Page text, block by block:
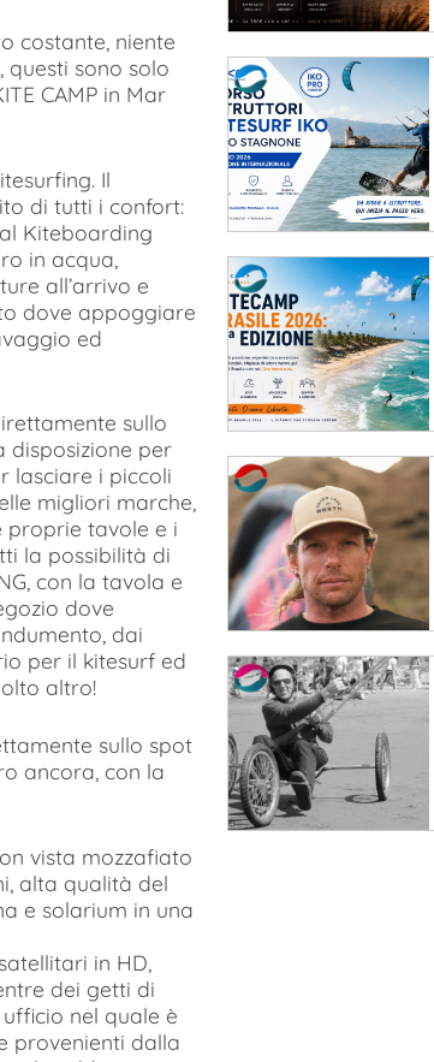
costante, niente
questi sono solo
CAMP in Mar
Il
di tutti i confort:
Kiteboarding
in acqua,
all’arrivo e
dove appoggiare
ed
sullo
disposizione per
lasciare i piccoli
migliori marche,
proprie tavole e i
la possibilità di
con la tavola e
dove
dai
per il kitesurf ed
altro!
sullo spot
ancora, con la
vista mozzafiato
alta qualità del
e solarium in una
in HD,
dei getti di
nel quale è
provenienti dalla